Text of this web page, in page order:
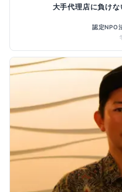
大手代理店に負け
認定NPO